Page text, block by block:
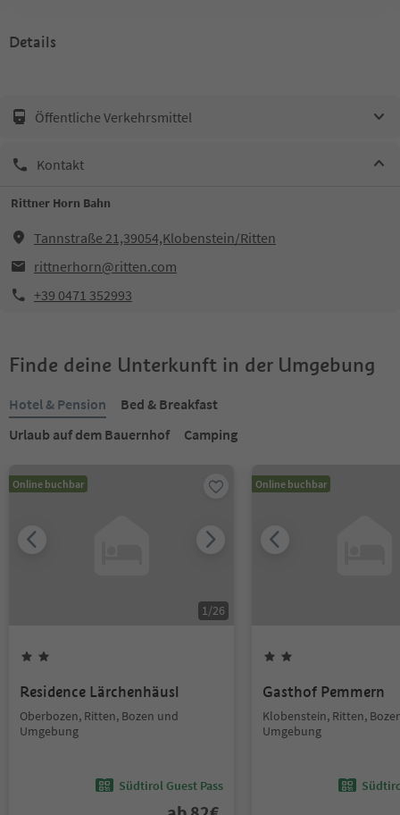
Details
Öffentliche Verkehrsmittel
Kontakt
Rittner Horn Bahn
Tannstraße 21,39054,Klobenstein/Ritten
rittnerhorn@ritten.com
+39 0471 352993
Finde deine Unterkunft in der Umgebung
Hotel & Pension
Bed & Breakfast
Urlaub auf dem Bauernhof
Camping
Online buchbar
1/26
Residence Lärchenhäusl
Oberbozen, Ritten, Bozen und
Umgebung
Südtirol Guest Pass
Online buchbar
Gasthof Pemmern
Klobenstein, Ritten,
Umgebung